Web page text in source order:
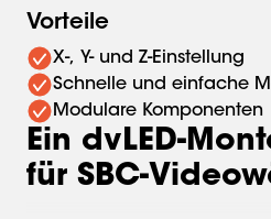
Vorteile
X-, Y- und Z-Einstellung
Schnelle und einfache
Modulare Komponenten
Ein dvLED-
für SBC-